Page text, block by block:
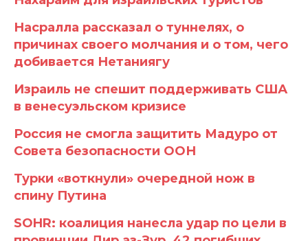
Насралла рассказал о туннелях, о
причинах своего молчания и о том, чего
добивается Нетаниягу
Израиль не спешит поддерживать США
в венесуэльском кризисе
Россия не смогла защитить Мадуро от
Совета безопасности ООН
Турки «воткнули» очередной нож в
спину Путина
SOHR: коалиция нанесла удар по цели в